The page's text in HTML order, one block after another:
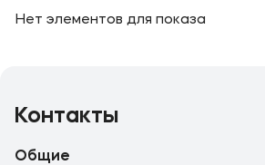
Нет элементов для показа
Контакты
Общие